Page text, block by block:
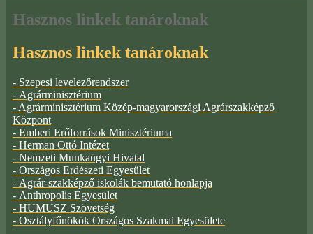
Hasznos linkek tanároknak
Hasznos linkek tanároknak
- Szepesi levelezőrendszer
- Agrárminisztérium
- Agrárminisztérium Közép-magyarországi Agrárszakképző
Központ
- Emberi Erőforrások Minisztériuma
- Herman Ottó Intézet
- Nemzeti Munkaügyi Hivatal
- Országos Erdészeti Egyesület
- Agrár-szakképző iskolák bemutató honlapja
- Anthropolis Egyesület
- HUMUSZ Szövetség
- Osztályfőnökök Országos Szakmai Egyesülete